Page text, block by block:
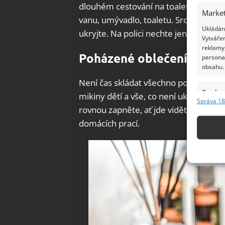
obsahu.
Funkce
Správa
dlouhém cestování na toaletu anebo
vanu, umývadlo, toaletu. Srovnejte
ukryjte. Na polici nechte jen
Poházené oblečení
Není čas skládat všechno poházené
mikiny dětí a vše, co není uklízené, a
rovnou zapněte, ať jde vidět, že jste
domácích prací.